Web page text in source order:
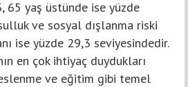
65 yaş üstünde ise yüzde
ve sosyal dışlanma riski
ise yüzde 29,3 seviyesindedir.
en çok ihtiyaç duydukları
ve eğitim gibi temel